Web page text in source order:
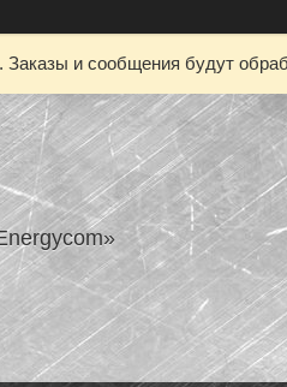
и сообщения будут